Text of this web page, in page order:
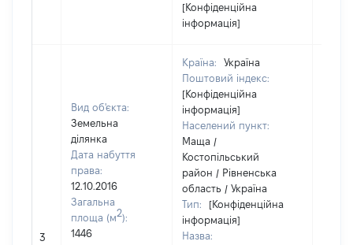
[Конфіденційна
інформація]
3
Вид об'єкта:
Земельна
ділянка
Дата набуття
права:
12.10.2016
Загальна
площа (м2):
1446
Країна:
Україна
Поштовий індекс:
[Конфіденційна
інформація]
Населений пункт:
Маща /
Костопільський
район / Рівненська
область / Україна
Тип:
[Конфіденційна
інформація]
Назва: